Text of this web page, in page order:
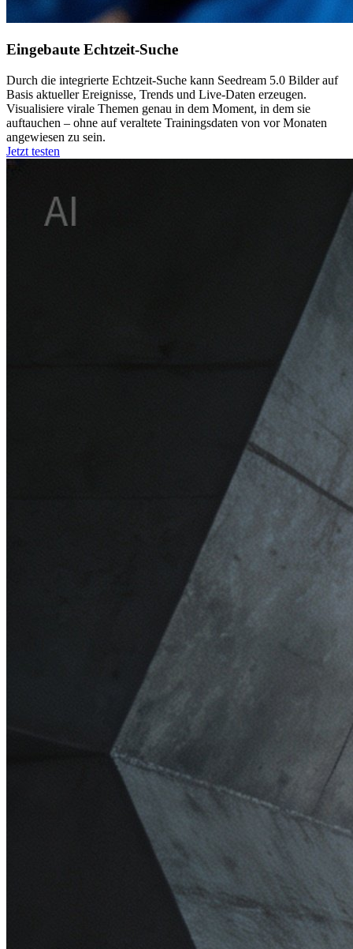
Eingebaute Echtzeit-Suche
Durch die integrierte Echtzeit-Suche kann Seedream 5.0 Bilder auf
Basis aktueller Ereignisse, Trends und Live-Daten erzeugen.
Visualisiere virale Themen genau in dem Moment, in dem sie
auftauchen – ohne auf veraltete Trainingsdaten von vor Monaten
angewiesen zu sein.
Jetzt testen